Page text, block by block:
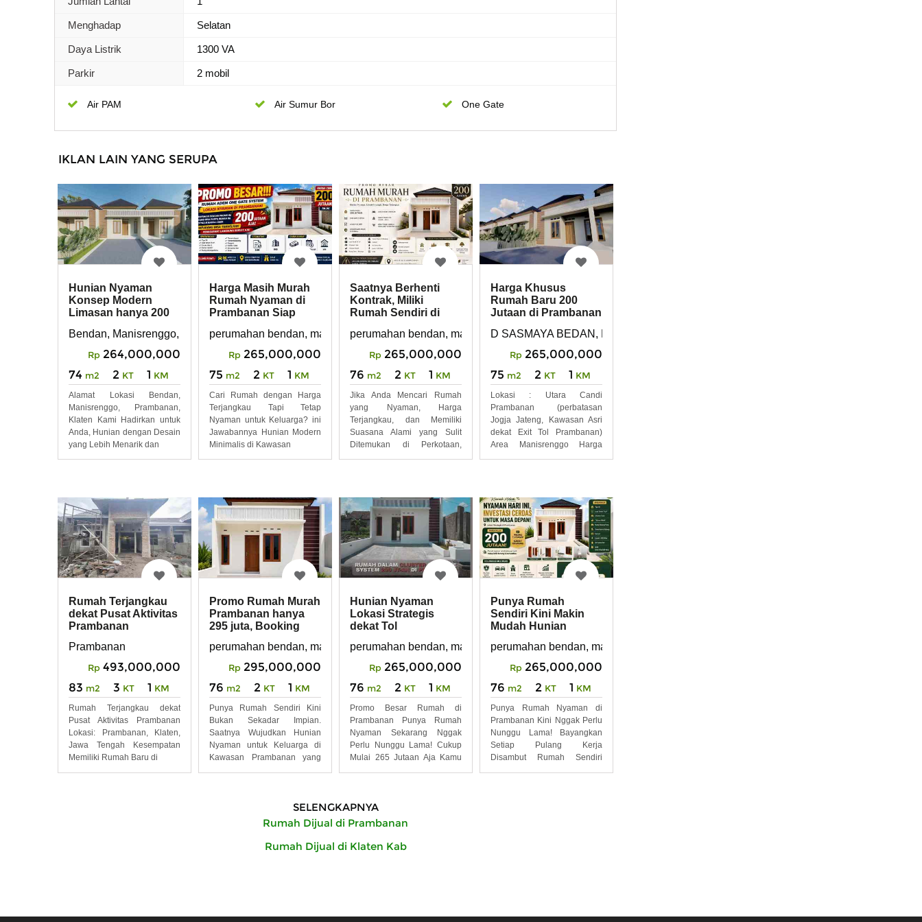
Menghadap Selatan
Daya Listrik 1300 VA
Parkir 2 mobil
Air PAM Air Sumur Bor One Gate
IKLAN LAIN YANG SERUPA
Hunian Nyaman
Konsep Modern
Limasan hanya 200
Bendan
Bendan, Manisrenggo, Prambanan, Klaten
Rp 264,000,000
74 m2 2 KT 1 KM
Alamat Lokasi Bendan,
Manisrenggo, Prambanan,
Klaten Kami Hadirkan untuk
Anda, Hunian dengan Desain
yang Lebih Menarik dan
Harga Masih Murah
Rumah Nyaman di
Prambanan Siap
perumahan bendan, manisrenggo, prambanan
Rp 265,000,000
75 m2 2 KT 1 KM
Cari Rumah dengan Harga
Terjangkau Tapi Tetap
Nyaman untuk Keluarga? ini
Jawabannya Hunian Modern
Minimalis di Kawasan
Saatnya Berhenti
Kontrak, Miliki
Rumah Sendiri di
perumahan bendan, manisrenggo, prambanan
Rp 265,000,000
76 m2 2 KT 1 KM
Jika Anda Mencari Rumah
yang Nyaman, Harga
Terjangkau, dan Memiliki
Suasana Alami yang Sulit
Ditemukan di Perkotaan,
Harga Khusus
Rumah Baru 200
Jutaan di Prambanan
D SASMAYA BEDAN, Keboanalas, Bendan, Kec. Manisrenggo, Kabupaten Klaten,
Rp 265,000,000
75 m2 2 KT 1 KM
Lokasi : Utara Candi
Prambanan (perbatasan
Jogja Jateng, Kawasan Asri
dekat Exit Tol Prambanan)
Area Manisrenggo Harga
Rumah Terjangkau
dekat Pusat Aktivitas
Prambanan
Prambanan
Rp 493,000,000
83 m2 3 KT 1 KM
Rumah Terjangkau dekat
Pusat Aktivitas Prambanan
Lokasi: Prambanan, Klaten,
Jawa Tengah Kesempatan
Memiliki Rumah Baru di
Promo Rumah Murah
Prambanan hanya
295 juta, Booking
perumahan bendan, manisrenggo, prambanan
Rp 295,000,000
76 m2 2 KT 1 KM
Punya Rumah Sendiri Kini
Bukan Sekadar Impian.
Saatnya Wujudkan Hunian
Nyaman untuk Keluarga di
Kawasan Prambanan yang
Hunian Nyaman
Lokasi Strategis
dekat Tol
Super Terja
perumahan bendan, manisrenggo, prambanan
Rp 265,000,000
76 m2 2 KT 1 KM
Promo Besar Rumah di
Prambanan Punya Rumah
Nyaman Sekarang Nggak
Perlu Nunggu Lama! Cukup
Mulai 265 Jutaan Aja Kamu
Punya Rumah
Sendiri Kini Makin
Mudah Hunian
Prambanan
perumahan bendan, manisrenggo, prambanan
Rp 265,000,000
76 m2 2 KT 1 KM
Punya Rumah Nyaman di
Prambanan Kini Nggak Perlu
Nunggu Lama! Bayangkan
Setiap Pulang Kerja
Disambut Rumah Sendiri
SELENGKAPNYA
Rumah Dijual di Prambanan
Rumah Dijual di Klaten Kab